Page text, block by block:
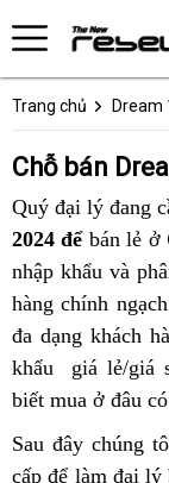
Trang chủ Dream
Chỗ bán
Quý đại lý đang
2024 để bán lẻ ở
nhập khẩu và
hàng chính
đa dạng khách
khẩu giá lẻ/giá
biết mua ở đâu
Sau đây chúng
cấp để làm đại lý